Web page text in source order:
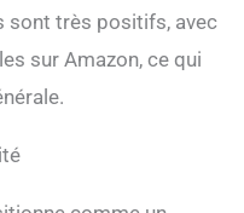
3 bascule
sur
par batterie
20 ms,
essentiels
sont très positifs, avec
sur Amazon, ce qui